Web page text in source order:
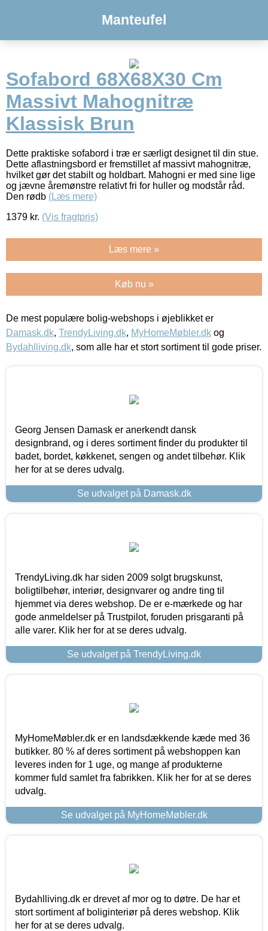
Manteufel
Sofabord 68X68X30 Cm
Massivt Mahognitræ
Klassisk Brun
Dette praktiske sofabord i træ er særligt designet til din stue.
Dette aflastningsbord er fremstillet af massivt mahognitræ,
hvilket gør det stabilt og holdbart. Mahogni er med sine lige
og jævne åremønstre relativt fri for huller og modstår råd.
Den rødb (Læs mere)
1379 kr. (Vis fragtpris)
Læs mere »
Køb nu »
De mest populære bolig-webshops i øjeblikket er
Damask.dk, TrendyLiving.dk, MyHomeMøbler.dk og
Bydahlliving.dk, som alle har et stort sortiment til gode priser.
Georg Jensen Damask er anerkendt dansk
designbrand, og i deres sortiment finder du produkter til
badet, bordet, køkkenet, sengen og andet tilbehør. Klik
her for at se deres udvalg.
Se udvalget på Damask.dk
TrendyLiving.dk har siden 2009 solgt brugskunst,
boligtilbehør, interiør, designvarer og andre ting til
hjemmet via deres webshop. De er e-mærkede og har
gode anmeldelser på Trustpilot, foruden prisgaranti på
alle varer. Klik her for at se deres udvalg.
Se udvalget på TrendyLiving.dk
MyHomeMøbler.dk er en landsdækkende kæde med 36
butikker. 80 % af deres sortiment på webshoppen kan
leveres inden for 1 uge, og mange af produkterne
kommer fuld samlet fra fabrikken. Klik her for at se deres
udvalg.
Se udvalget på MyHomeMøbler.dk
Bydahlliving.dk er drevet af mor og to døtre. De har et
stort sortiment af boliginteriør på deres webshop. Klik
her for at se deres udvalg.